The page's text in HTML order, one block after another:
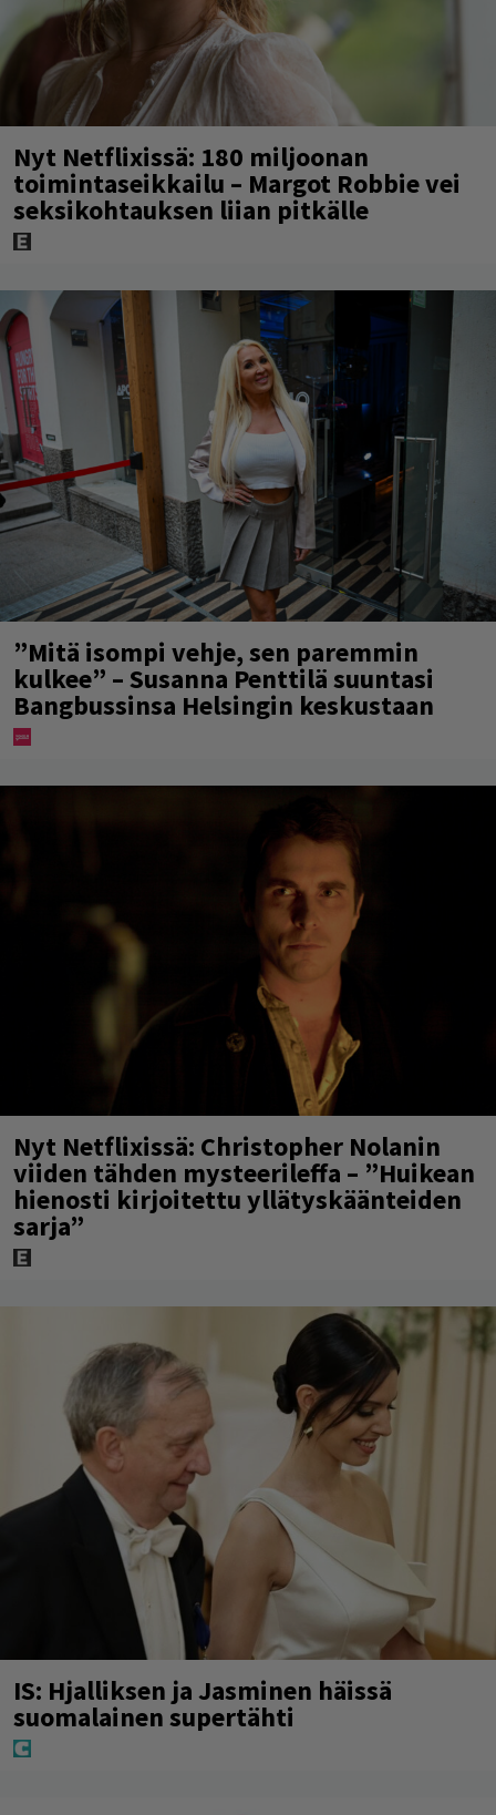
Nyt Netflixissä: 180 miljoonan
toimintaseikkailu – Margot Robbie vei
seksikohtauksen liian pitkälle
”Mitä isompi vehje, sen paremmin
kulkee” – Susanna Penttilä suuntasi
Bangbussinsa Helsingin keskustaan
Nyt Netflixissä: Christopher Nolanin
viiden tähden mysteerileffa – ”Huikean
hienosti kirjoitettu yllätyskäänteiden
sarja”
IS: Hjalliksen ja Jasminen häissä
suomalainen supertähti